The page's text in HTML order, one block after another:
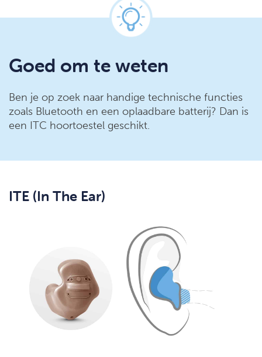
Goed om te weten
Ben je op zoek naar handige technische functies
zoals Bluetooth en een oplaadbare batterij? Dan is
een ITC hoortoestel geschikt.
ITE (In The Ear)